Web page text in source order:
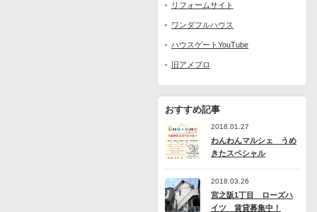
リフォームサイト
ワンダフルハウス
ハウスゲートYouTube
旧アメブロ
おすすめ記事
2018.01.27
わんわんマルシェ うめ
きたスペシャル
2018.03.26
宮之阪1丁目 ローズハ
イツ 賃貸募集中！